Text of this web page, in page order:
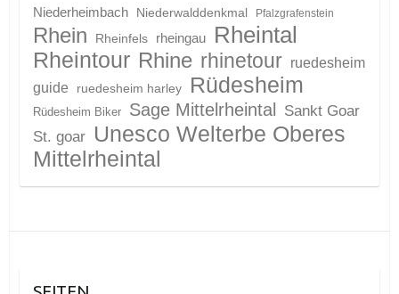
Niederheimbach Niederwalddenkmal Pfalzgrafenstein
Rhein Rheinfels rheingau
Rheintal
Rheintour Rhine rhinetour ruedesheim
guide
ruedesheim harley Rüdesheim
Rüdesheim Biker Sage Mittelrheintal Sankt Goar
St. goar Unesco Welterbe Oberes
Mittelrheintal